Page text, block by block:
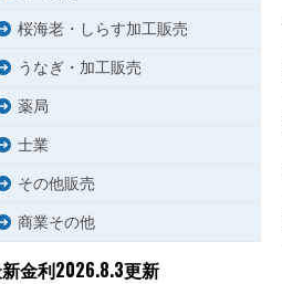
桜海老・しらす加工販売
うなぎ・加工販売
薬局
士業
その他販売
商業その他
金利2026.8.3更新